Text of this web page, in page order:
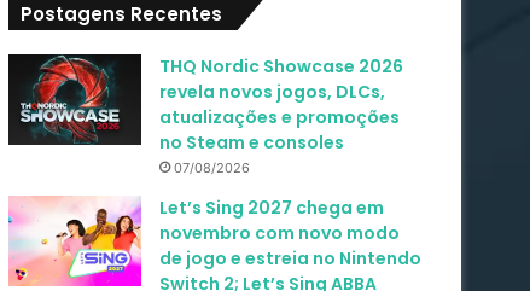
Postagens Recentes
THQ Nordic Showcase 2026
revela novos jogos, DLCs,
atualizações e promoções
no Steam e consoles
07/08/2026
Let’s Sing 2027 chega em
novembro com novo modo
de jogo e estreia no Nintendo
Switch 2; Let’s Sing ABBA